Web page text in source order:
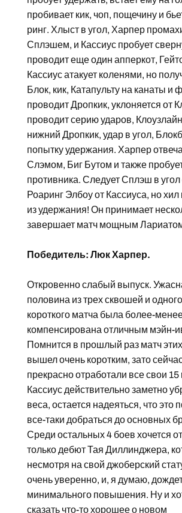
пробивает кик, чоп, пощечину и
ринг. Хлыст в угол, Харпер
Сплэшем, и Кассиус пробует
проводит еще один апперкот,
Кассиус атакует коленями, но
Блок, кик, Катапульту на канаты и
проводит Дропкик, уклоняется от
проводит серию ударов,
нижний Дропкик, удар в угол,
попытку удержания. Харпер
Слэмом, Биг Бутом и также
противника. Следует Сплэш в
Роаринг Элбоу от Кассиуса, но
из удержания! Он принимает
завершает матч мощным
Победитель: Люк Харпер.
Откровенно слабый выпуск.
половина из трех сквошей и
короткого матча была более-
компенсирована отличным мэйн-
Помнится в прошлый раз матч
вышел очень коротким, зато
прекрасно отработали все свои 15
Кассиус действительно заметно
веса, остается надеяться, что это
все-таки добраться до основных
Среди остальных 4 боев хочется
только дебют Тая Диллинджера,
несмотря на свой джоберский
очень уверенно, и, я думаю,
минимального повышения. Ну и
сказать что-то хорошее о новом